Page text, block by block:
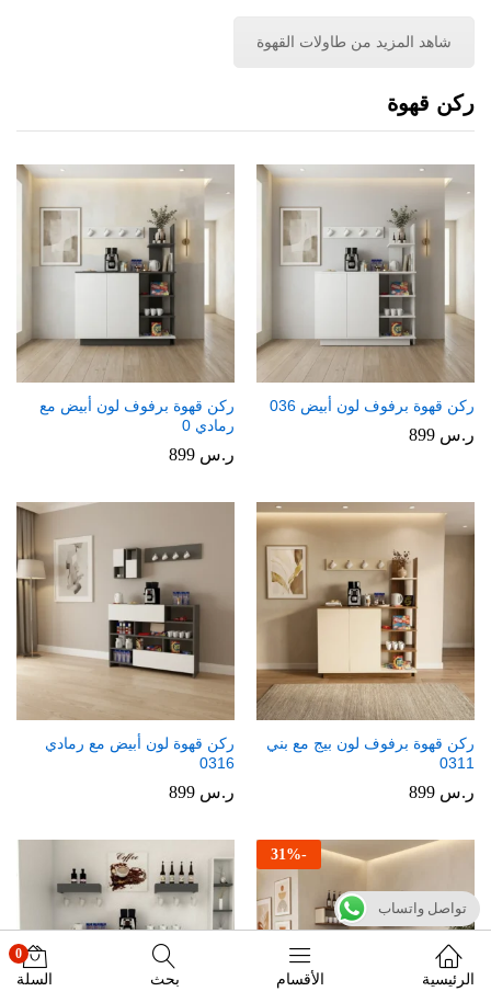
شاهد المزيد من طاولات القهوة
ركن قهوة
ركن قهوة برفوف لون أبيض 036
ر.س
ركن قهوة برفوف لون أبيض مع
رمادي 0
ر.س
ركن قهوة برفوف لون بيج مع بني
0311
ر.س
ركن قهوة لون أبيض مع رمادي
0316
ر.س
-
31 %
الرئيسية الأقسام بحث
0
السلة
تواصل واتساب